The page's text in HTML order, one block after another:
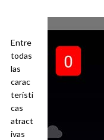
Entre
todas
las
carac
terísti
cas
atract
ivas